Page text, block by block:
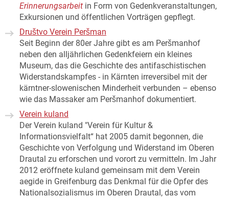
Erinnerungsarbeit in Form von Gedenkveranstaltungen,
Exkursionen und öffentlichen Vorträgen gepflegt.
Društvo Verein Peršman
Seit Beginn der 80er Jahre gibt es am Peršmanhof
neben den alljährlichen Gedenkfeiern ein kleines
Museum, das die Geschichte des antifaschistischen
Widerstandskampfes - in Kärnten irreversibel mit der
kärntner-slowenischen Minderheit verbunden – ebenso
wie das Massaker am Peršmanhof dokumentiert.
Verein kuland
Der Verein kuland "Verein für Kultur &
Informationsvielfalt“ hat 2005 damit begonnen, die
Geschichte von Verfolgung und Widerstand im Oberen
Drautal zu erforschen und vorort zu vermitteln. Im Jahr
2012 eröffnete kuland gemeinsam mit dem Verein
aegide in Greifenburg das Denkmal für die Opfer des
Nationalsozialismus im Oberen Drautal, das vom